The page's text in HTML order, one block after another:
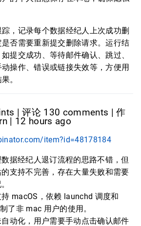
，记录每个数据经纪人上次成功删
否需要重新提交删除请求。运行结
提交成功、等待邮件确认、跳过、
操作、错误或链接失效等，方便用
。
| 评论 130 comments | 作
| 12 hours ago
item?id=48178184
据经纪人退订流程的思路不错，但
支持不完善，存在大量失败和需要
macOS，依赖 launchd 调度和
了非 mac 用户的使用。
动化，用户需要手动点击确认邮件